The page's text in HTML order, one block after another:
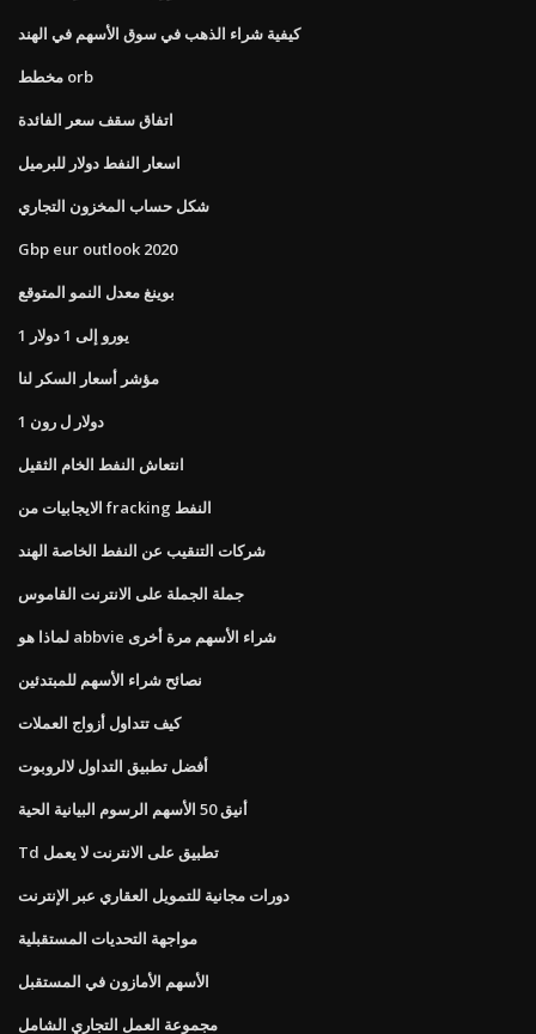
كيفية شراء الذهب في سوق الأسهم في الهند
مخطط orb
اتفاق سقف سعر الفائدة
اسعار النفط دولار للبرميل
شكل حساب المخزون التجاري
Gbp eur outlook 2020
بوينغ معدل النمو المتوقع
1 يورو إلى 1 دولار
مؤشر أسعار السكر لنا
1 دولار ل رون
انتعاش النفط الخام الثقيل
الايجابيات من fracking النفط
شركات التنقيب عن النفط الخاصة الهند
جملة الجملة على الانترنت القاموس
لماذا هو abbvie شراء الأسهم مرة أخرى
نصائح شراء الأسهم للمبتدئين
كيف تتداول أزواج العملات
أفضل تطبيق التداول لالروبوت
أنيق 50 الأسهم الرسوم البيانية الحية
Td تطبيق على الانترنت لا يعمل
دورات مجانية للتمويل العقاري عبر الإنترنت
مواجهة التحديات المستقبلية
الأسهم الأمازون في المستقبل
مجموعة العمل التجاري الشامل